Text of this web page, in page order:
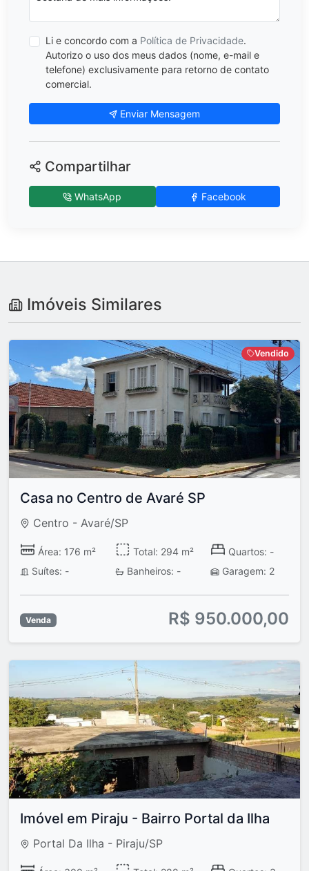
Li e concordo com a Política de Privacidade.
Autorizo o uso dos meus dados (nome, e-mail e
telefone) exclusivamente para retorno de contato
comercial.
Enviar Mensagem
Compartilhar
WhatsApp Facebook
Imóveis Similares
Vendido
Casa no Centro de Avaré SP
Centro - Avaré/SP
Área: 176 m² Total: 294 m²
Quartos: -
Suítes: -
Banheiros: - Garagem: 2
Venda R$ 950.000,00
Imóvel em Piraju - Bairro Portal da Ilha
Portal Da Ilha - Piraju/SP